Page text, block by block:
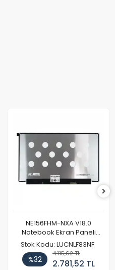
NE156FHM-NXA V18.0
Notebook Ekran Paneli
144Hz
Stok Kodu: LUCNLF83NF
%32
4.115,62 TL
2.781,52 TL